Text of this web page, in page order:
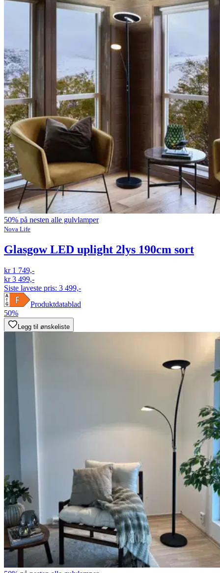
50% på nesten alle gulvlamper
Nova Life
Glasgow LED uplight 2lys 190cm sort
kr 1 749,-
kr 3 499,-
Siste laveste pris: 3 499,-
Produktdatablad
50%
Legg til ønskeliste